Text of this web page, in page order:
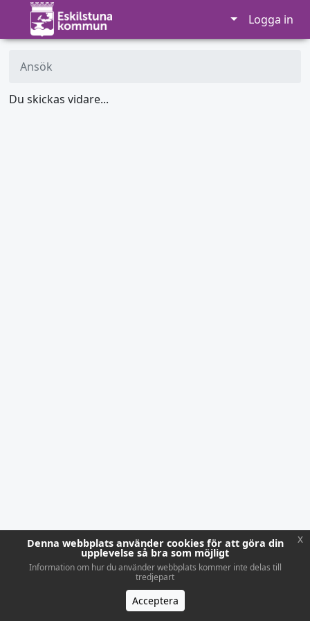
Logga in
Ansök
Du skickas vidare...
Denna webbplats använder cookies för att göra din
upplevelse så bra som möjligt
Information om hur du använder webbplats kommer inte delas till
tredjepart
Acceptera
x